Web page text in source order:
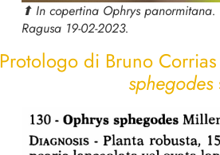
⬆︎ In copertina Ophrys panormitana.
Ragusa 19-02-2023.
Protologo di Bruno
sphegodes